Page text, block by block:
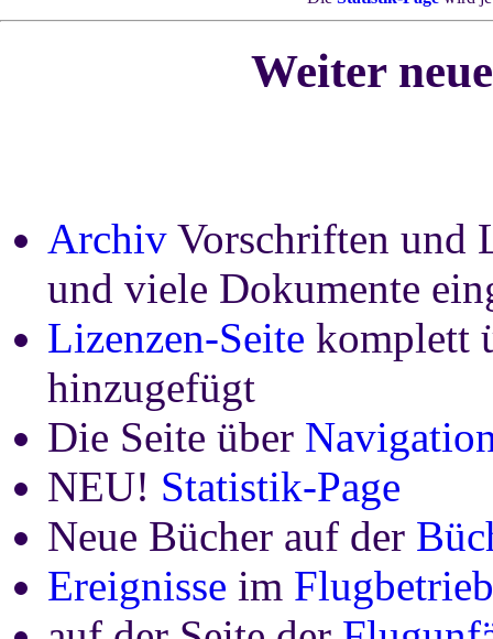
Weiter
Archiv Vorschriften und
und viele Dokumente
Lizenzen-Seite komplett
hinzugefügt
Die Seite über
NEU! Statistik-Page
Neue Bücher auf der
Ereignisse im Flugbetrieb